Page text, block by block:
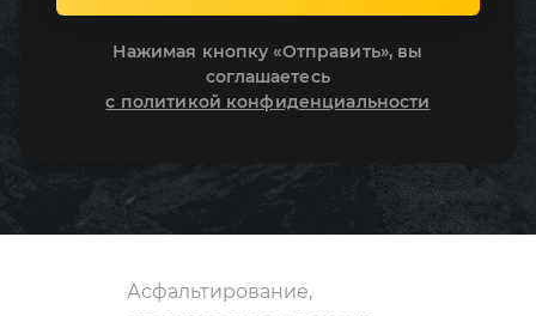
Нажимая кнопку «Отправить», вы
соглашаетесь
с политикой конфиденциальности
Асфальтирование,